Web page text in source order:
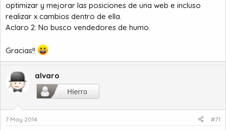
optimizar y mejorar las posiciones de una web e incluso
realizar x cambios dentro de ella.
Aclaro 2: No busco vendedores de humo.
Gracias!!
alvaro
7 May 2014 #71